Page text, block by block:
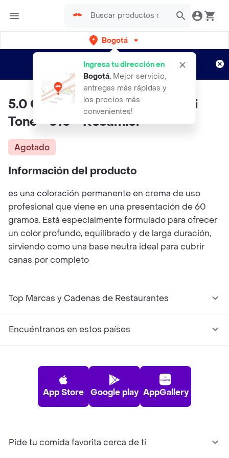
Bogotá
Ingresa tu dirección en
Bogotá. Mejor servicio,
entregas más rápidas y
los precios más
convenientes!
envíos gratis por semanas
Aplican TyC
5.0 Castaño Claro Natural Tecni
Tone - 510 - Recamier
Agotado
Información del producto
es una coloración permanente en crema de uso
profesional que viene en una presentación de 60
gramos. Está especialmente formulado para ofrecer
un color profundo, equilibrado y de larga duración,
sirviendo como una base neutra ideal para cubrir
canas por completo
Top Marcas y Cadenas de Restaurantes
Encuéntranos en estos países
App Store Google play AppGallery
Pide tu comida favorita cerca de ti